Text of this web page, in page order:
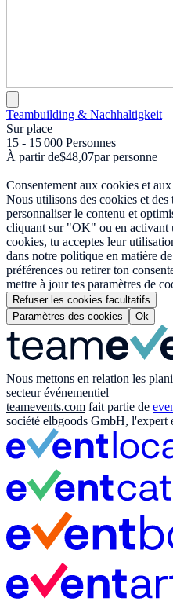
Teambuilding & Nachhaltigkeit
Sur place
15 - 15 000 Personnes
À partir de$48,07par personne
Consentement aux cookies et
Nous utilisons des cookies et
personnaliser le contenu et
cliquant sur "OK" ou en activant
cookies, tu acceptes leur
dans notre politique en matière
préférences ou retirer ton
mettre à jour tes paramètres de
Refuser les cookies facultatifs
Paramètres des cookies
Ok
Nous mettons en relation les
secteur événementiel
teamevents.com fait partie de
société elbgoods GmbH, l'expert